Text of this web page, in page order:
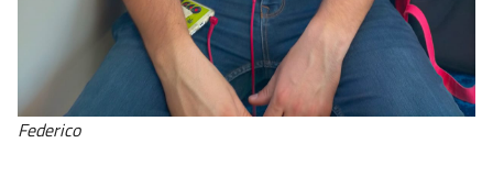
Federico